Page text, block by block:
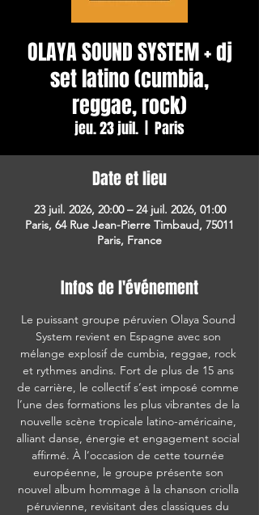
OLAYA SOUND SYSTEM + dj
set latino (cumbia,
reggae, rock)
jeu. 23 juil. Paris
Date et lieu
23 juil. 2026, 20:00 – 24 juil. 2026, 01:00
Paris, 64 Rue Jean-Pierre Timbaud, 75011
Paris, France
Infos de l'événement
Le puissant groupe péruvien Olaya Sound
System revient en Espagne avec son
mélange explosif de cumbia, reggae, rock
et rythmes andins. Fort de plus de 15 ans
de carrière, le collectif s’est imposé comme
l’une des formations les plus vibrantes de la
nouvelle scène tropicale latino-américaine,
alliant danse, énergie et engagement social
affirmé. À l’occasion de cette tournée
européenne, le groupe présente son
nouvel album hommage à la chanson criolla
péruvienne, revisitant des classiques du